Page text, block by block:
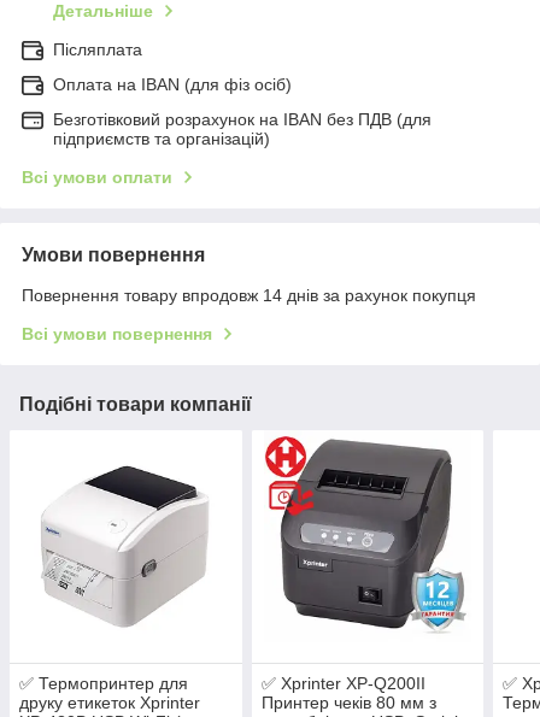
Детальніше
Післяплата
Оплата на IBAN (для фіз осіб)
Безготівковий розрахунок на IBAN без ПДВ (для
підприємств та організацій)
Всі умови оплати
Умови повернення
Повернення товару впродовж 14 днів за рахунок покупця
Всі умови повернення
Подібні товари компанії
✅ Термопринтер для
друку етикеток Xprinter
✅ Xprinter XP-Q200II
Принтер чеків 80 мм з
✅